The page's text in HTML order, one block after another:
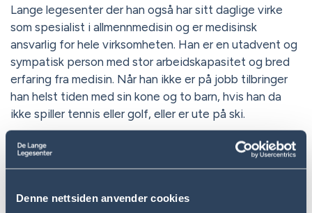
Denne nettsiden anvender cookies
Lange legesenter der han også har sitt daglige virke
som spesialist i allmennmedisin og er medisinsk
ansvarlig for hele virksomheten. Han er en utadvent og
sympatisk person med stor arbeidskapasitet og bred
erfaring fra medisin. Når han ikke er på jobb tilbringer
han helst tiden med sin kone og to barn, hvis han da
ikke spiller tennis eller golf, eller er ute på ski.
Hans tidligere arbeidserfaring som spesialist i
allmennmedisin og senere medisinsk direktør fra Volvat
grunnlag for de medisinske tjenestene som De Lange